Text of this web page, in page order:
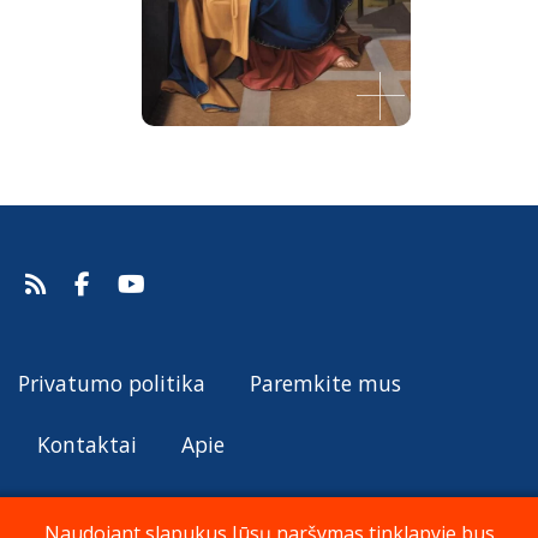
Šaltinis:Web Gallery of Art
Privatumo politika Paremkite mus
Kontaktai Apie